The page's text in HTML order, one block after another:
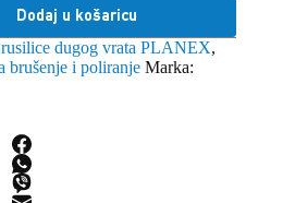
Dodaj u košaricu
dugog vrata PLANEX,
brušenje i poliranje Marka: